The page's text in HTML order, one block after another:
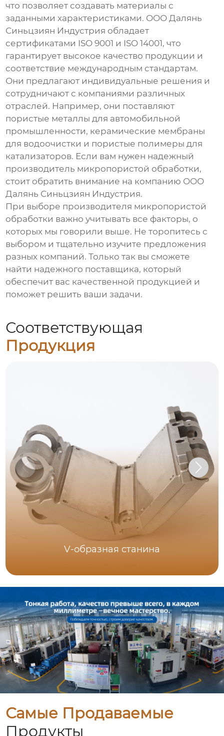
что позволяет создавать материалы с
заданными характеристиками. ООО Далянь
Синьцзиян Индустрия обладает
сертификатами ISO 9001 и ISO 14001, что
гарантирует высокое качество продукции и
соответствие международным стандартам.
Они предлагают индивидуальные решения и
сотрудничают с компаниями различных
отраслей. Например, они поставляют
пористые металлы для автомобильной
промышленности, керамические мембраны
для водоочистки и пористые полимеры для
катализаторов. Если вам нужен надежный
производитель микропористой обработки,
стоит обратить внимание на компанию ООО
Далянь Синьцзиян Индустрия.
При выборе производителя микропористой
обработки важно учитывать все факторы, о
которых мы говорили выше. Не торопитесь с
выбором и тщательно изучите предложения
разных компаний. Только так вы сможете
найти надежного поставщика, который
обеспечит вас качественной продукцией и
поможет решить ваши задачи.
Соответствующая
Продукция
V-образная станина
Самые Продаваемые
Продукты